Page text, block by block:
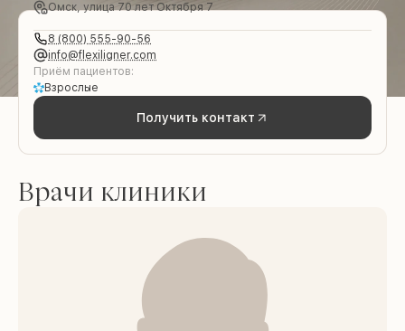
Омск, улица 70 лет Октября 7
8 (800) 555-90-56
info@flexiligner.com
Приём пациентов:
Взрослые
Получить контакт
Врачи клиники